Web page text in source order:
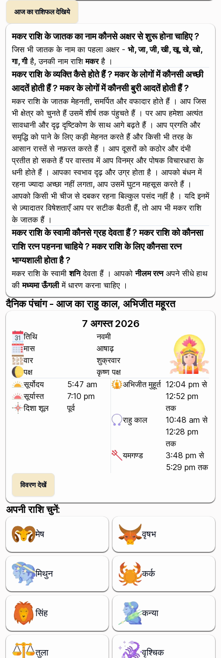
आज का राशिफल देखिये
मकर राशि के जातक का नाम कौनसे अक्षर से शुरू होना चाहिए ?
जिस भी जातक के नाम का पहला अक्षर - भो, जा, जी, खी, खू, खे, खो,
गा, गीहै, उनकी नाम राशिमकरहै ।
मकर राशि के व्यक्ति कैसे होते हैं ? मकर के लोगों में कौनसी अच्छी
आदतें होती हैं ? मकर के लोगों में कौनसी बुरी आदतें होती हैं ?
मकर राशि के जातक मेहनती, समर्पित और वफादार होते हैं । आप जिस
भी क्षेत्र को चुनते हैं उसमें शीर्ष तक पंहुचते हैं । पर आप हमेशा अत्यंत
सावधानी और दृढ़ दृष्टिकोण के साथ आगे बढ़ते हैं । आप प्रगति और
समृद्धि को पाने के लिए कड़ी मेहनत करते हैं और किसी भी तरह के
आसान रास्तें से नफ़रत करते हैं । आप दूसरों को कठोर और दंभी
प्रतीत हो सकते हैं पर वास्तव में आप विनम्र और पोषक विचारधारा के
धनी होते हैं । आपका स्वभाव दृढ़ और उग्र होता है । आपको बंधन में
रहना ज्यादा अच्छा नहीं लगता, आप उसमें घुटन महसूस करते हैं ।
आपको किसी भी चीज से दबकर रहना बिल्कुल पसंद नहीं है । यदि इनमें
से ज़्यादातर विषेशताएँ आप पर सटीक बैठती हैं, तो आप भी मकर राशि
के जातक हैं ।
मकर राशि के स्वामी कौनसे ग्रह देवता हैं ? मकर राशि को कौनसा
राशि रत्न पहनना चाहिये ? मकर राशि के लिए कौनसा रत्न
भाग्यशाली होता है ?
मकर राशि के स्वामीशनिदेवता हैं । आपकोनीलम रत्नअपने सीधे हाथ
कीमध्यमा ऊँगलीमें धारण करना चाहिए ।
दैनिक पंचांग - आज का राहु काल, अभिजीत महूरत
7 अगस्त 2026
तिथि
नवमी
मास
आषाढ़
वार
शुक्रवार
पक्ष
कृष्ण पक्ष
सूर्योदय
5:47 am
सूर्यास्त
7:10 pm
दिशा शूल
पूर्व
अभिजीत मुहूर्त 12:04 pm से
12:52 pm
तक
राहु काल
10:48 am से
12:28 pm
तक
यमगण्ड
3:48 pm से
5:29 pm तक
विवरण देखें
अपनी राशि चुनें:
मेष वृषभ
मिथुन कर्क
सिंह कन्या
तुला वृश्चिक